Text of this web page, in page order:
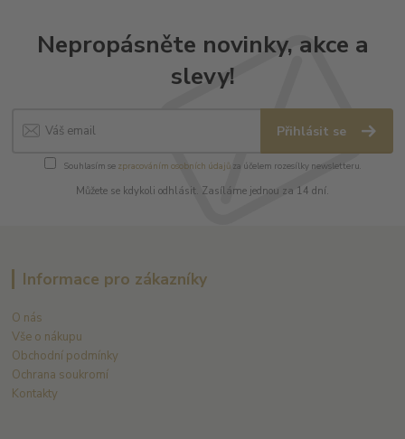
Nepropásněte novinky, akce a
slevy!
Přihlásit se
Souhlasím se zpracováním osobních údajůza účelem rozesílky newsletteru.
Můžete se kdykoli odhlásit. Zasíláme jednou za 14 dní.
Informace pro zákazníky
O nás
Vše o nákupu
Obchodní podmínky
Ochrana soukromí
Kontakty